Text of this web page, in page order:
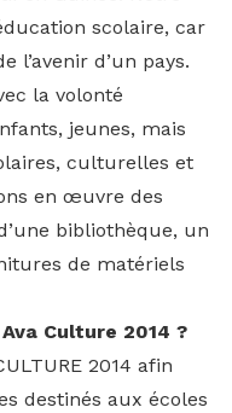
scolaire, car
l’avenir d’un pays.
la volonté
jeunes, mais
culturelles et
en œuvre des
bibliothèque, un
de matériels
Culture 2014 ?
2014 afin
destinés aux écoles